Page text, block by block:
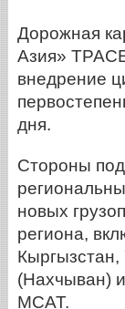
Дорожная
Азия»
внедрение
дня.
Стороны
новых
региона,
(Нахчыван)
МСАТ.